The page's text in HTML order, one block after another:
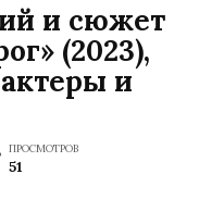
и сюжет
(2023),
и
ПРОСМОТРОВ
51